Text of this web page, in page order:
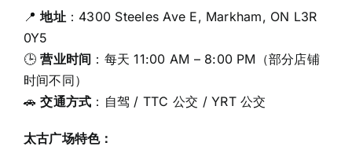
📍地址：4300 Steeles Ave E, Markham, ON L3R
0Y5
🕒营业时间 ：每天 11:00 AM – 8:00 PM（部分店铺
时间不同）
🚗交通方式 ：自驾 / TTC 公交 / YRT 公交
太古广场特色：